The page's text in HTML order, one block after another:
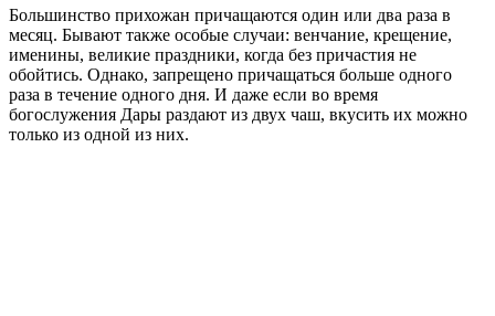
Большинство прихожан причащаются один или два раза в
месяц. Бывают также особые случаи: венчание, крещение,
именины, великие праздники, когда без причастия не
обойтись. Однако, запрещено причащаться больше одного
раза в течение одного дня. И даже если во время
богослужения Дары раздают из двух чаш, вкусить их можно
только из одной из них.